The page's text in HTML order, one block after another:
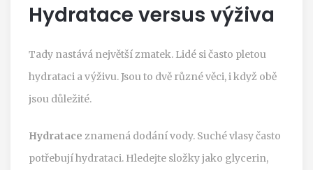
Hydratace versus výživa
Tady nastává největší zmatek. Lidé si často pletou
hydrataci a výživu. Jsou to dvě různé věci, i když obě
jsou důležité.
Hydratace znamená dodání vody. Suché vlasy často
potřebují hydrataci. Hledejte složky jako glycerin,